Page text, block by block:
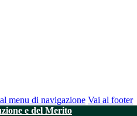
menu di navigazione Vai al footer
e del Merito